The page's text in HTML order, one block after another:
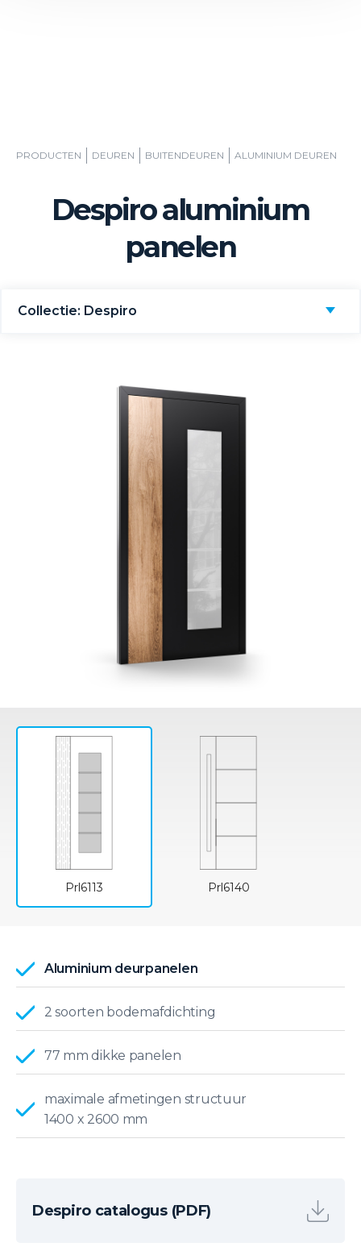
PRODUCTEN DEUREN BUITENDEUREN ALUMINIUM DEUREN
Despiro aluminium
panelen
Collectie: Despiro
Prl6113 Prl6140
Aluminium deurpanelen
2 soorten bodemafdichting
77 mm dikke panelen
maximale afmetingen structuur
1400 x 2600 mm
Despiro catalogus (PDF)